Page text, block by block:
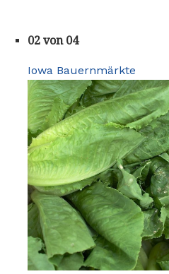
02 von 04
Iowa Bauernmärkte